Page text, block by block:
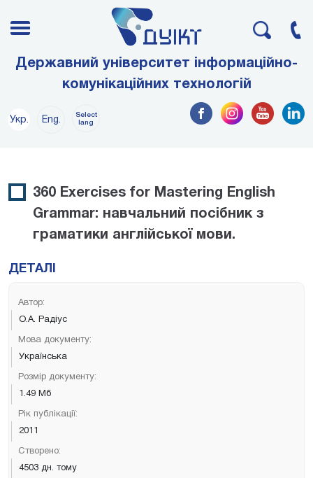
Державний університет інформаційно-
комунікаційних технологій
Укр. Eng.
Select
lang
360 Exercises for Mastering English
Grammar: навчальний посібник з
граматики англійської мови.
ДЕТАЛІ
Автор:
О.А. Радіус
Мова документу:
Українська
Розмір документу:
1.49 Мб
Рік публікації:
2011
Створено:
4503 дн. тому